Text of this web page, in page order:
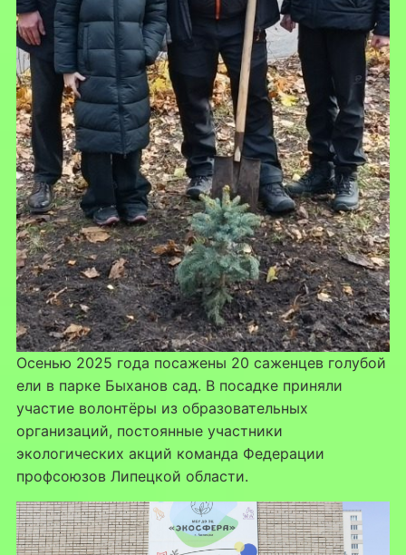
Осенью 2025 года посажены 20 саженцев голубой
ели в парке Быханов сад. В посадке приняли
участие волонтёры из образовательных
организаций, постоянные участники
экологических акций команда Федерации
профсоюзов Липецкой области.